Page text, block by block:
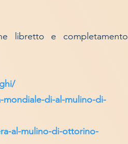
libretto e completamento
di-al-mulino-di-
al-mulino-di-ottorino-